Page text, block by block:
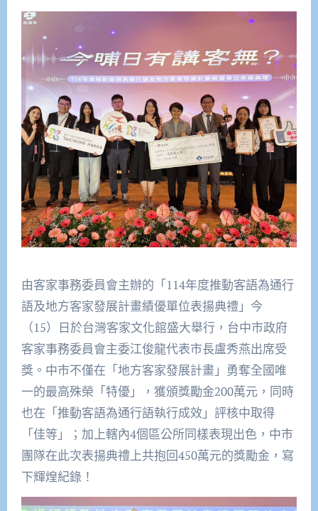
由客家事務委員會主辦的「114年度推動客語為通行
語及地方客家發展計畫績優單位表揚典禮」今
（15）日於台灣客家文化館盛大舉行，台中市政府
客家事務委員會主委江俊龍代表市長盧秀燕出席受
獎。中市不僅在「地方客家發展計畫」勇奪全國唯
一的最高殊榮「特優」，獲頒獎勵金200萬元，同時
也在「推動客語為通行語執行成效」評核中取得
「佳等」；加上轄內4個區公所同樣表現出色，中市
團隊在此次表揚典禮上共抱回450萬元的獎勵金，寫
下輝煌紀錄！